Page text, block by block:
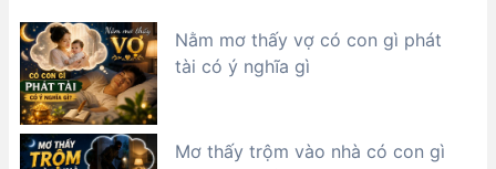
Nằm mơ thấy vợ có con gì phát
tài có ý nghĩa gì
Mơ thấy trộm vào nhà có con gì